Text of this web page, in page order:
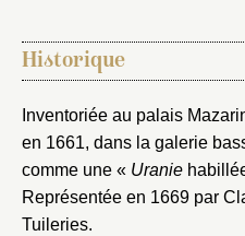
Historique
Inventoriée au palais
en 1661, dans la galerie
comme une « Uranie
Représentée en 1669 par
Tuileries.